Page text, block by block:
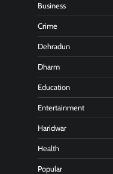
Business
Crime
Dehradun
Dharm
Education
Entertainment
Haridwar
Health
Popular